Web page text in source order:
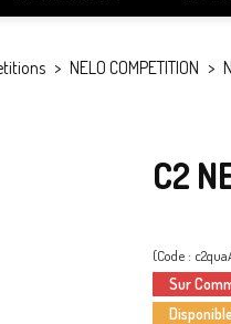
NELO COMPETITION
C2
(Code :
Sur